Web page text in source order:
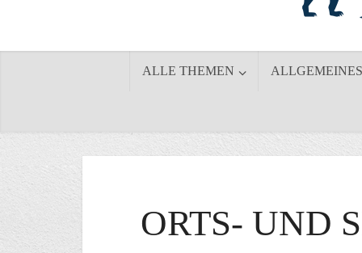
ALLE THEMEN ALLGEMEINES
ORTS- UND